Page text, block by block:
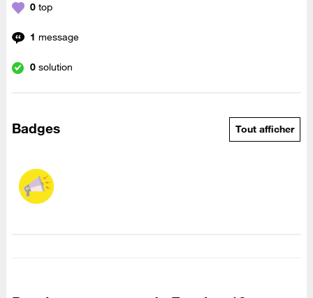
0 top
1 message
0 solution
Badges Tout afficher